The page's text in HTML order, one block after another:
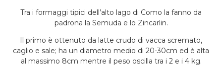
Tra i formaggi tipici dell’alto lago di Como la fanno da
padrona la Semuda e lo Zincarlin.
Il primo è ottenuto da latte crudo di vacca scremato,
caglio e sale; ha un diametro medio di 20-30cm ed è alta
al massimo 8cm mentre il peso oscilla tra i 2 e i 4 kg.